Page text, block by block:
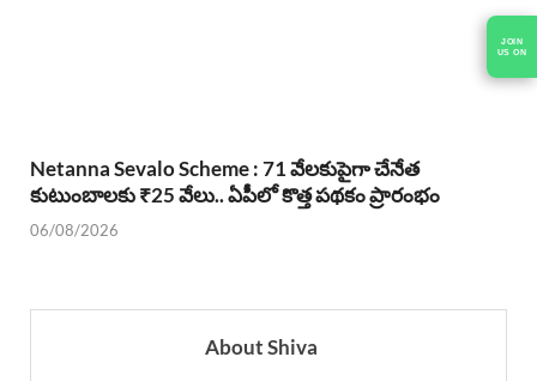
JOIN
Netanna Sevalo Scheme : 71 వేలకుపైగా చేనేత
కుటుంబాలకు ₹25 వేలు.. ఏపీలో కొత్త పథకం ప్రారంభం
06/08/2026
About Shiva